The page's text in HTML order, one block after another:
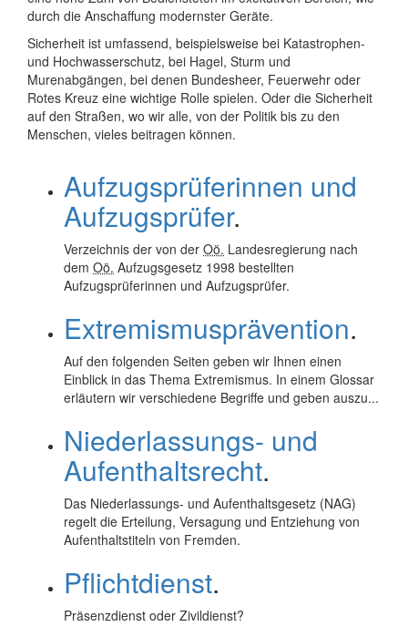
durch die Anschaffung modernster Geräte.
Sicherheit ist umfassend, beispielsweise bei Katastrophen-
und Hochwasserschutz, bei Hagel, Sturm und
Murenabgängen, bei denen Bundesheer, Feuerwehr oder
Rotes Kreuz eine wichtige Rolle spielen. Oder die Sicherheit
auf den Straßen, wo wir alle, von der Politik bis zu den
Menschen, vieles beitragen können.
Aufzugsprüferinnen und
Aufzugsprüfer.
Verzeichnis der von der Oö. Landesregierung nach
dem Oö. Aufzugsgesetz 1998 bestellten
Aufzugsprüferinnen und Aufzugsprüfer.
Extremismusprävention.
Auf den folgenden Seiten geben wir Ihnen einen
Einblick in das Thema Extremismus. In einem Glossar
erläutern wir verschiedene Begriffe und geben auszu...
Niederlassungs- und
Aufenthaltsrecht.
Das Niederlassungs- und Aufenthaltsgesetz (NAG)
regelt die Erteilung, Versagung und Entziehung von
Aufenthaltstiteln von Fremden.
Pflichtdienst.
Präsenzdienst oder Zivildienst?